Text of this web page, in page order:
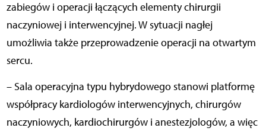
zabiegów i operacji łączących elementy chirurgii
naczyniowej i interwencyjnej. W sytuacji nagłej
umożliwia także przeprowadzenie operacji na otwartym
sercu.
– Sala operacyjna typu hybrydowego stanowi platformę
współpracy kardiologów interwencyjnych, chirurgów
naczyniowych, kardiochirurgów i anestezjologów, a więc